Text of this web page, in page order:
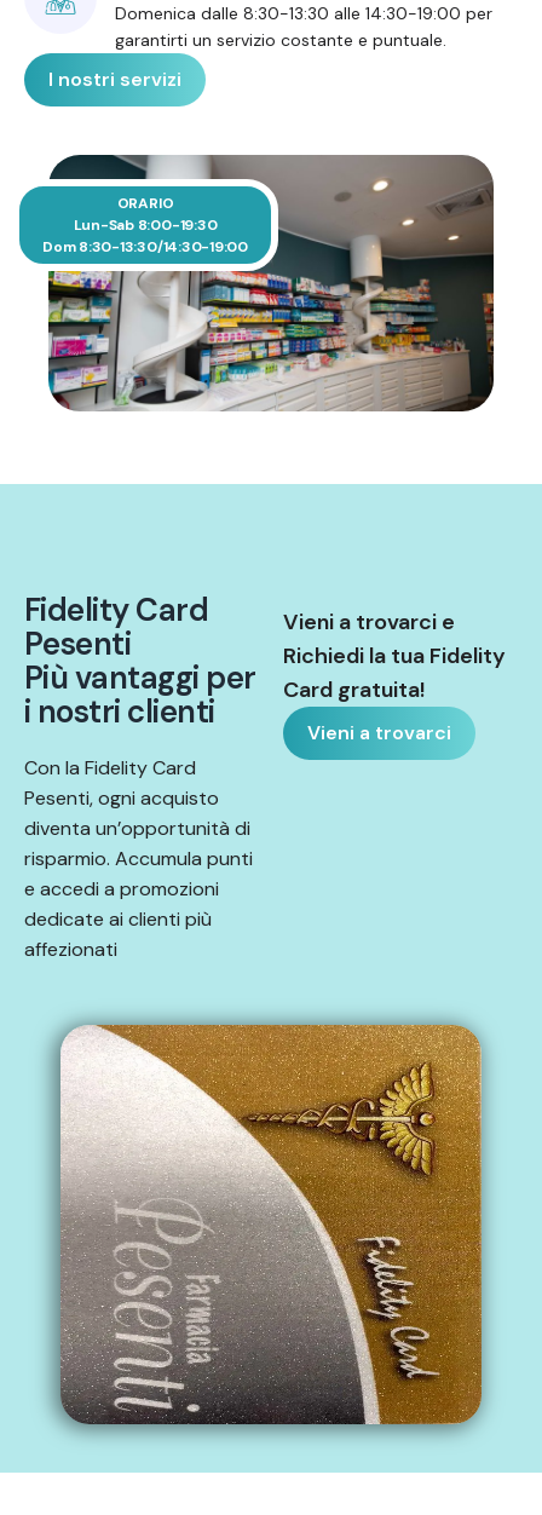
Domenica dalle 8:30-13:30 alle 14:30-19:00 per
garantirti un servizio costante e puntuale.
I nostri servizi
ORARIO
Lun-Sab 8:00-19:30
Dom 8:30-13:30/14:30-19:00
FidelityCard
Pesenti
Piùvantaggi per
i nostri clienti
Con la Fidelity Card
Pesenti, ogni acquisto
diventa un’opportunità di
risparmio. Accumula punti
e accedi a promozioni
dedicate ai clienti più
affezionati
Vieni a trovarci e
Richiedi la tua Fidelity
Card gratuita!
Vieni a trovarci